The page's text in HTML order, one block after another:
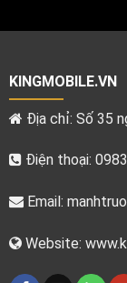
KINGMOBILE.VN
Địa chỉ: Số 35
Điện thoại:
Email:
Website: